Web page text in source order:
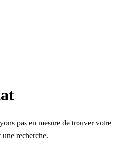
pas en mesure de trouver votre
une recherche.